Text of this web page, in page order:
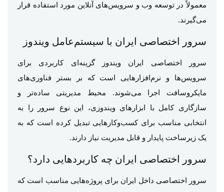
معمولاً در توسعه وب و سرویس‌های آنلاین مورد استفاده قرار
می‌گیرند.
سرور اختصاصی ایران با سیستم‌عامل ویندوز
سرور اختصاصی ایران ویندوز گزینه‌ای کاربردی برای
سرویس‌ها و نرم‌افزارهایی است که بر بستر فناوری‌های
مایکروسافت اجرا می‌شوند. محیط مدیریتی ساده‌تر و
سازگاری کامل با ابزارهای ویندوزی، این نوع سرور را به
انتخابی مناسب برای کسب‌وکارهایی تبدیل کرده است که به
یک زیرساخت پایدار و قابل مدیریت نیاز دارند.
سرور اختصاصی ایران چه کاربردهایی دارد؟
سرور اختصاصی داخل ایران برای پروژه‌هایی مناسب است که